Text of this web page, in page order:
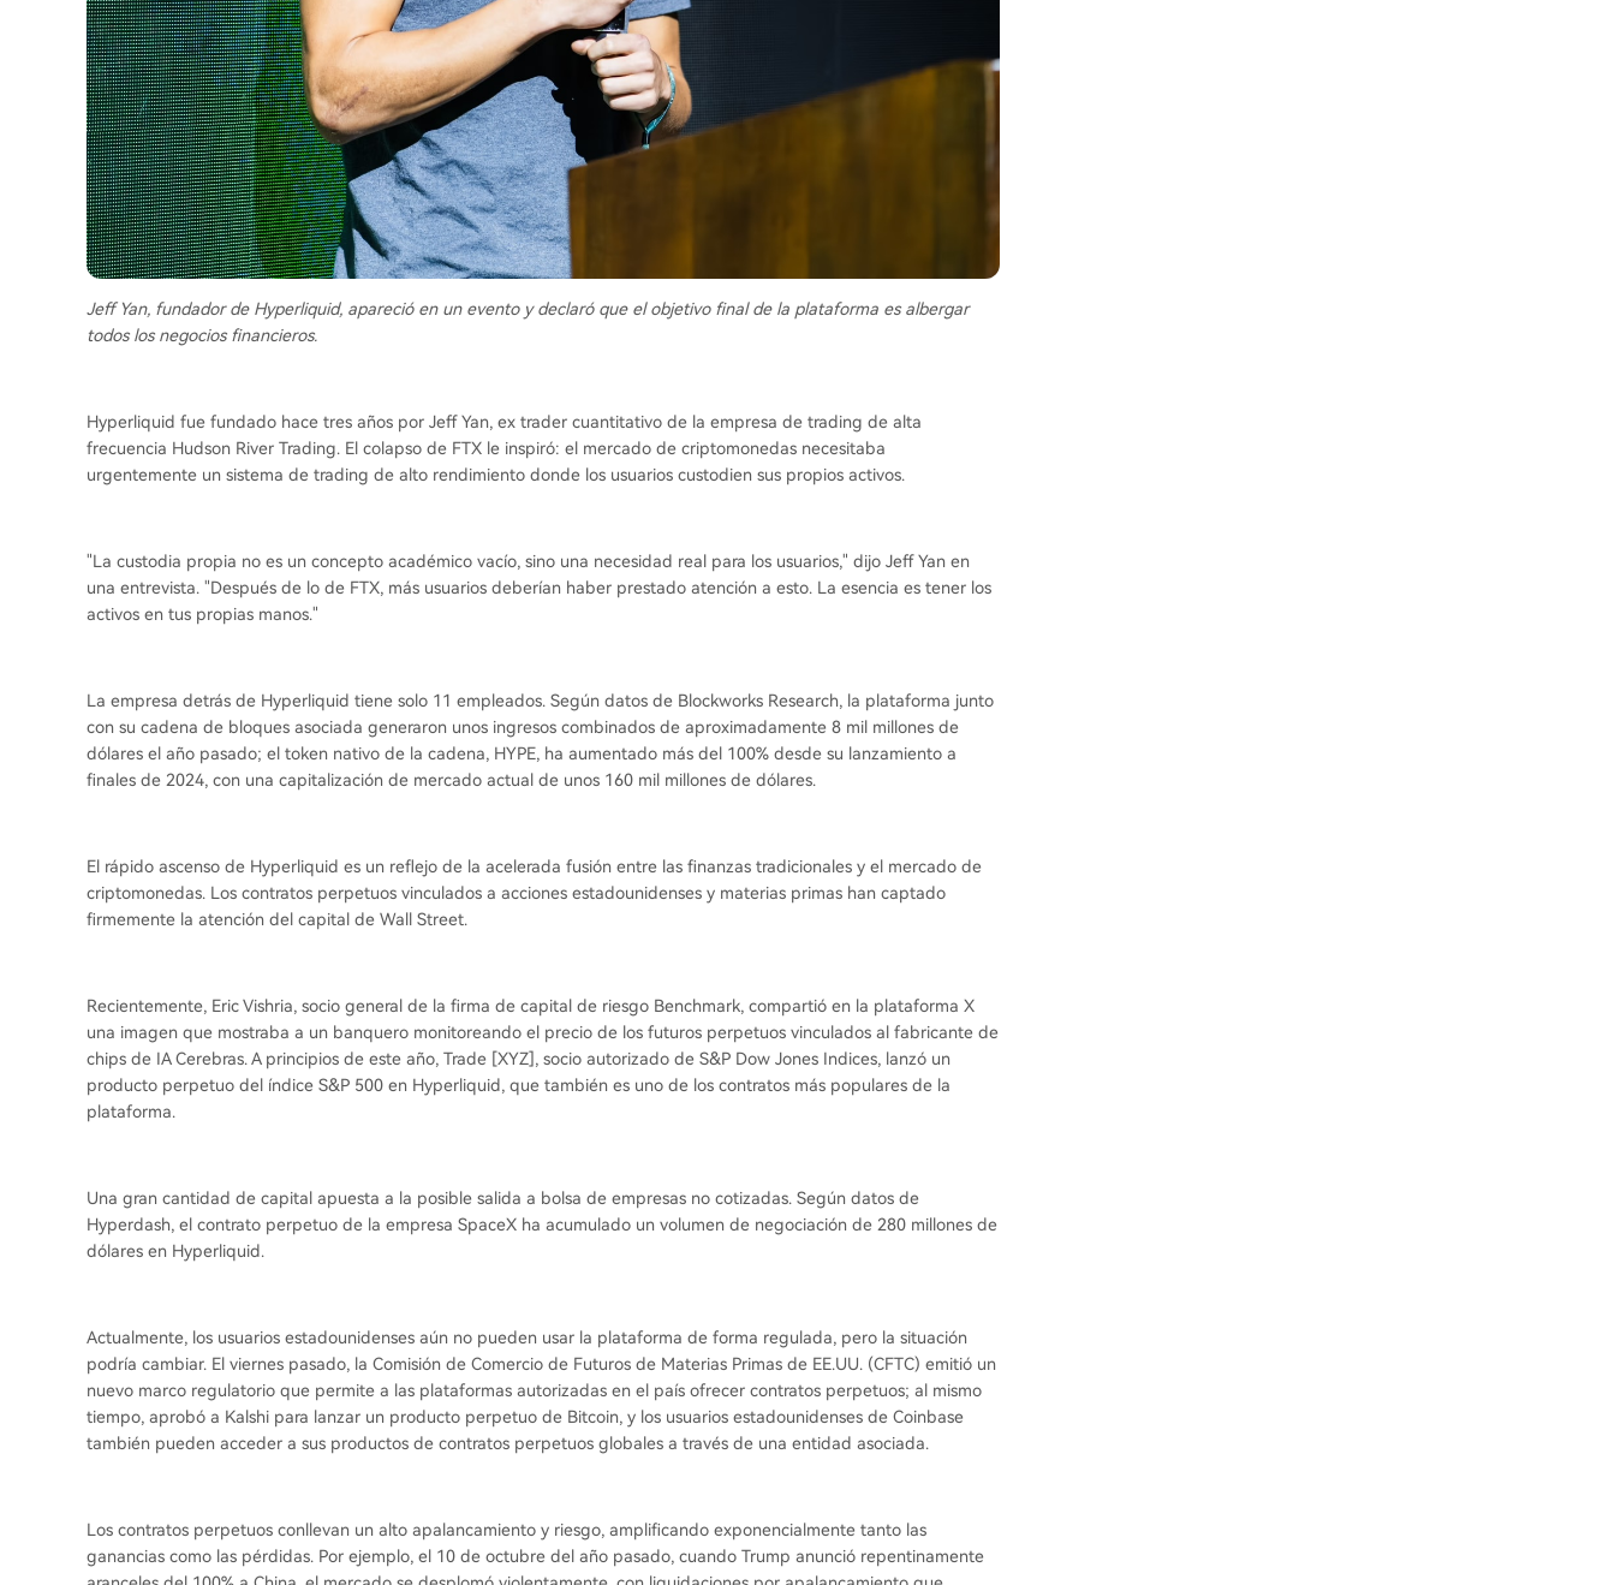
Jeff Yan, fundador de Hyperliquid, apareció en un evento y declaró que el objetivo final de la plataforma es albergar
todos los negocios financieros.
Hyperliquid fue fundado hace tres años por Jeff Yan, ex trader cuantitativo de la empresa de trading de alta
frecuencia Hudson River Trading. El colapso de FTX le inspiró: el mercado de criptomonedas necesitaba
urgentemente un sistema de trading de alto rendimiento donde los usuarios custodien sus propios activos.
"La custodia propia no es un concepto académico vacío, sino una necesidad real para los usuarios," dijo Jeff Yan en
una entrevista. "Después de lo de FTX, más usuarios deberían haber prestado atención a esto. La esencia es tener los
activos en tus propias manos."
La empresa detrás de Hyperliquid tiene solo 11 empleados. Según datos de Blockworks Research, la plataforma junto
con su cadena de bloques asociada generaron unos ingresos combinados de aproximadamente 8 mil millones de
dólares el año pasado; el token nativo de la cadena, HYPE, ha aumentado más del 100% desde su lanzamiento a
finales de 2024, con una capitalización de mercado actual de unos 160 mil millones de dólares.
El rápido ascenso de Hyperliquid es un reflejo de la acelerada fusión entre las finanzas tradicionales y el mercado de
criptomonedas. Los contratos perpetuos vinculados a acciones estadounidenses y materias primas han captado
firmemente la atención del capital de Wall Street.
Recientemente, Eric Vishria, socio general de la firma de capital de riesgo Benchmark, compartió en la plataforma X
una imagen que mostraba a un banquero monitoreando el precio de los futuros perpetuos vinculados al fabricante de
chips de IA Cerebras. A principios de este año, Trade [XYZ], socio autorizado de S&P Dow Jones Indices, lanzó un
producto perpetuo del índice S&P 500 en Hyperliquid, que también es uno de los contratos más populares de la
plataforma.
Una gran cantidad de capital apuesta a la posible salida a bolsa de empresas no cotizadas. Según datos de
Hyperdash, el contrato perpetuo de la empresa SpaceX ha acumulado un volumen de negociación de 280 millones de
dólares en Hyperliquid.
Actualmente, los usuarios estadounidenses aún no pueden usar la plataforma de forma regulada, pero la situación
podría cambiar. El viernes pasado, la Comisión de Comercio de Futuros de Materias Primas de EE.UU. (CFTC) emitió un
nuevo marco regulatorio que permite a las plataformas autorizadas en el país ofrecer contratos perpetuos; al mismo
tiempo, aprobó a Kalshi para lanzar un producto perpetuo de Bitcoin, y los usuarios estadounidenses de Coinbase
también pueden acceder a sus productos de contratos perpetuos globales a través de una entidad asociada.
Los contratos perpetuos conllevan un alto apalancamiento y riesgo, amplificando exponencialmente tanto las
ganancias como las pérdidas. Por ejemplo, el 10 de octubre del año pasado, cuando Trump anunció repentinamente